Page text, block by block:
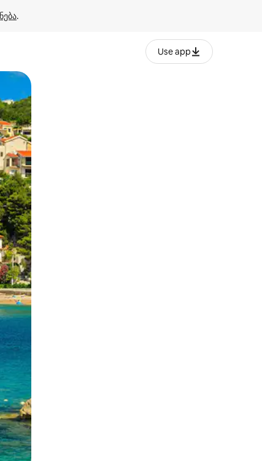
.
Use app
თუ თითის გასმის ჟესტები.